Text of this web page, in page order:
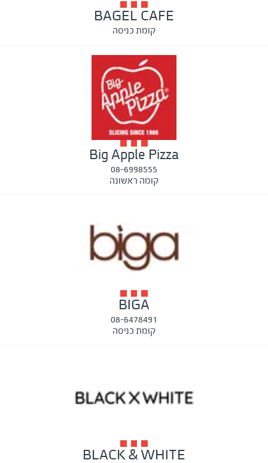
BAGEL CAFE
קומת כניסה
Big Apple Pizza
08-6998555
קומה ראשונה
BIGA
08-6478491
קומת כניסה
BLACK & WHITE